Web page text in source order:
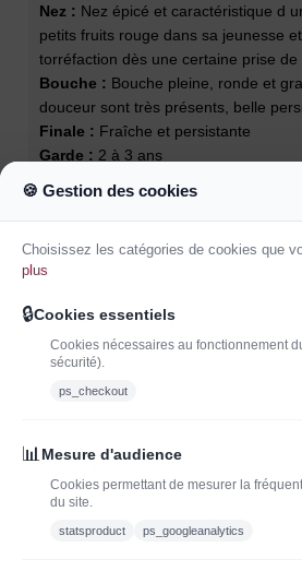
Nez : Nez épicé et caractéristique d
petits fruits rouge dans sa jeunesse
torréfaction dès une certaine prise de
Bouche : Bouche pleine, ronde et
douceur sont très présents, belle
Finale : Fraîche et persistante
Garde : 2 à 3 ans
grillé, il accompagnera également les
tapas lorsqu'il est légèrement
J'ADOPTEUNVIN
🍪 Gestion des cookies
Choisissez les catégories de cookies que
plus
🔒Cookies essentiels
Cookies nécessaires au fonctionnement
sécurité).
ps_checkout
📊 Mesure d'audience
Cookies permettant de mesurer la
du site.
statsproduct ps_googleanalytics